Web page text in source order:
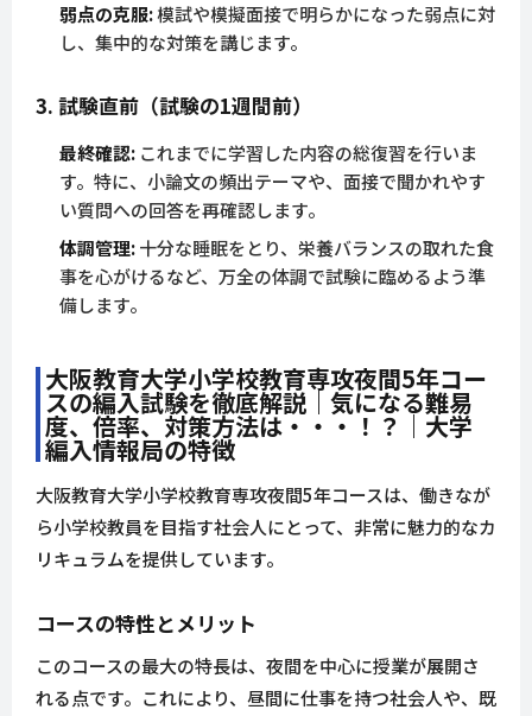
弱点の克服:模試や模擬面接で明らかになった弱点に対
し、集中的な対策を講じます。
3. 試験直前（試験の1週間前）
最終確認: これまでに学習した内容の総復習を行いま
す。特に、小論文の頻出テーマや、面接で聞かれやす
い質問への回答を再確認します。
体調管理:十分な睡眠をとり、栄養バランスの取れた食
事を心がけるなど、万全の体調で試験に臨めるよう準
備します。
大阪教育大学小学校教育専攻夜間5年コー
スの編入試験を徹底解説｜気になる難易
度、倍率、対策方法は・・・！？｜大学
編入情報局の特徴
大阪教育大学小学校教育専攻夜間5年コースは、働きなが
ら小学校教員を目指す社会人にとって、非常に魅力的なカ
リキュラムを提供しています。
コースの特性とメリット
このコースの最大の特長は、夜間を中心に授業が展開さ
れる点です。これにより、昼間に仕事を持つ社会人や、既